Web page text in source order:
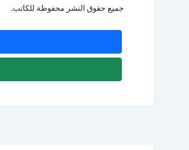
جميع حقوق النشر محفوظة للكاتب.